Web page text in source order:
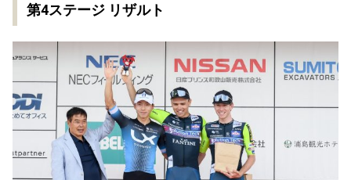
第4ステージ リザルト